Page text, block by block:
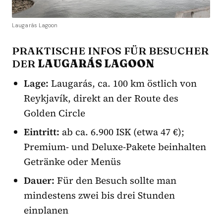
Laugarás Lagoon
PRAKTISCHE INFOS FÜR BESUCHER
DER LAUGARÁS LAGOON
Lage: Laugarás, ca. 100 km östlich von
Reykjavík, direkt an der Route des
Golden Circle
Eintritt: ab ca. 6.900 ISK (etwa 47 €);
Premium- und Deluxe-Pakete beinhalten
Getränke oder Menüs
Dauer: Für den Besuch sollte man
mindestens zwei bis drei Stunden
einplanen